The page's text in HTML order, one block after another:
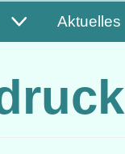
Aktuelles